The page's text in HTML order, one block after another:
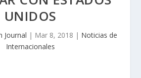
UNIDOS
Journal | Mar 8, 2018 | Noticias de
Internacionales